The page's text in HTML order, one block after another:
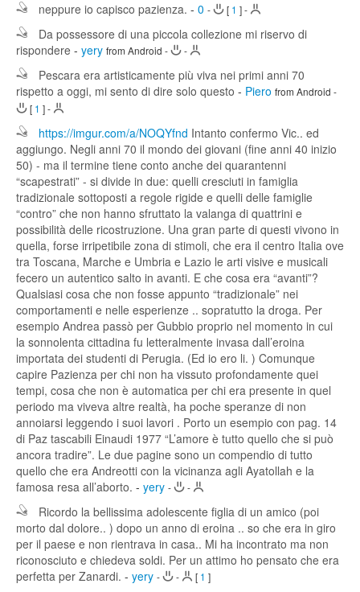
neppure io capisco pazienza. - 0 - [ 1 ]-
Da possessore di una piccola collezione mi riservo di
rispondere - yery from Android - -
Pescara era artisticamente più viva nei primi anni 70
rispetto a oggi, mi sento di dire solo questo - Piero from Android -
[ 1 ]-
https://imgur.com/a/NOQYfnd Intanto confermo Vic.. ed
aggiungo. Negli anni 70 il mondo dei giovani (fine anni 40 inizio
50) - ma il termine tiene conto anche dei quarantenni
“scapestrati” - si divide in due: quelli cresciuti in famiglia
tradizionale sottoposti a regole rigide e quelli delle famiglie
“contro” che non hanno sfruttato la valanga di quattrini e
possibilità delle ricostruzione. Una gran parte di questi vivono in
quella, forse irripetibile zona di stimoli, che era il centro Italia ove
tra Toscana, Marche e Umbria e Lazio le arti visive e musicali
fecero un autentico salto in avanti. E che cosa era “avanti”?
Qualsiasi cosa che non fosse appunto “tradizionale” nei
comportamenti e nelle esperienze .. sopratutto la droga. Per
esempio Andrea passò per Gubbio proprio nel momento in cui
la sonnolenta cittadina fu letteralmente invasa dall’eroina
importata dei studenti di Perugia. (Ed io ero li. ) Comunque
capire Pazienza per chi non ha vissuto profondamente quei
tempi, cosa che non è automatica per chi era presente in quel
periodo ma viveva altre realtà, ha poche speranze di non
annoiarsi leggendo i suoi lavori . Porto un esempio con pag. 14
di Paz tascabili Einaudi 1977 “L’amore è tutto quello che si può
ancora tradire”. Le due pagine sono un compendio di tutto
quello che era Andreotti con la vicinanza agli Ayatollah e la
famosa resa all’aborto. - yery - -
Ricordo la bellissima adolescente figlia di un amico (poi
morto dal dolore.. ) dopo un anno di eroina .. so che era in giro
per il paese e non rientrava in casa.. Mi ha incontrato ma non
riconosciuto e chiedeva soldi. Per un attimo ho pensato che era
perfetta per Zanardi. - yery - - [ 1 ]